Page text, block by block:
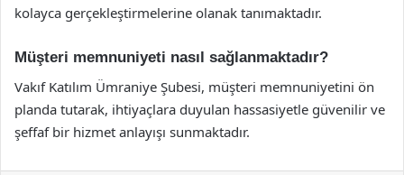
kolayca gerçekleştirmelerine olanak tanımaktadır.
Müşteri memnuniyeti nasıl sağlanmaktadır?
Vakıf Katılım Ümraniye Şubesi, müşteri memnuniyetini ön
planda tutarak, ihtiyaçlara duyulan hassasiyetle güvenilir ve
şeffaf bir hizmet anlayışı sunmaktadır.